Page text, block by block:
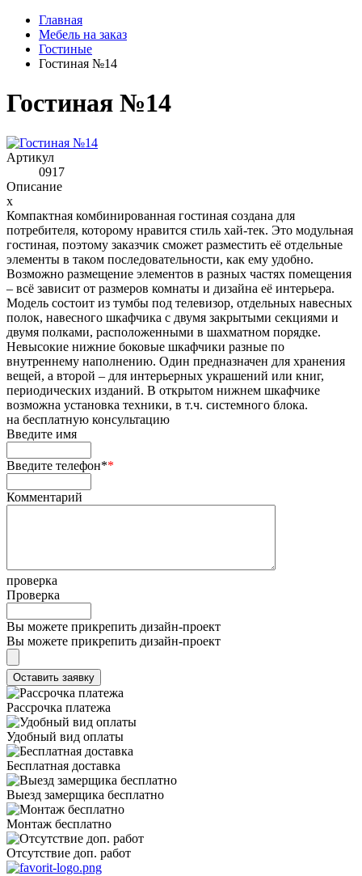
Главная
Мебель на заказ
Гостиные
Гостиная №14
Гостиная №14
Артикул
0917
Описание
x
Компактная комбинированная гостиная создана для
потребителя, которому нравится стиль хай-тек. Это модульная
гостиная, поэтому заказчик сможет разместить её отдельные
элементы в таком последовательности, как ему удобно.
Возможно размещение элементов в разных частях помещения
– всё зависит от размеров комнаты и дизайна её интерьера.
Модель состоит из тумбы под телевизор, отдельных навесных
полок, навесного шкафчика с двумя закрытыми секциями и
двумя полками, расположенными в шахматном порядке.
Невысокие нижние боковые шкафчики разные по
внутреннему наполнению. Один предназначен для хранения
вещей, а второй – для интерьерных украшений или книг,
периодических изданий. В открытом нижнем шкафчике
возможна установка техники, в т.ч. системного блока.
на бесплатную консультацию
Введите имя
Введите телефон**
Комментарий
проверка
Проверка
Вы можете прикрепить дизайн-проект
Вы можете прикрепить дизайн-проект
Рассрочка платежа
Удобный вид оплаты
Бесплатная доставка
Выезд замерщика бесплатно
Монтаж бесплатно
Отсутствие доп. работ